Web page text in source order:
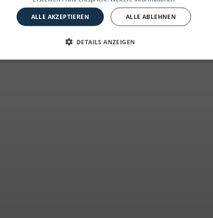
ALLE AKZEPTIEREN ALLE ABLEHNEN
DETAILS ANZEIGEN